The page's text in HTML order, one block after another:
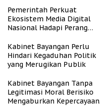
Berpenghasilan Rendah
Pemerintah Perkuat
Ekosistem Media Digital
Nasional Hadapi Perang
Kabinet Bayangan Perlu
Hindari Kegaduhan Politik
yang Merugikan Publik
Kabinet Bayangan Tanpa
Legitimasi Moral Berisiko
Mengaburkan Kepercayaan